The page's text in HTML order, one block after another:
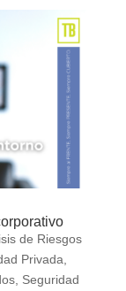
de Riesgos
Privada
, Seguridad